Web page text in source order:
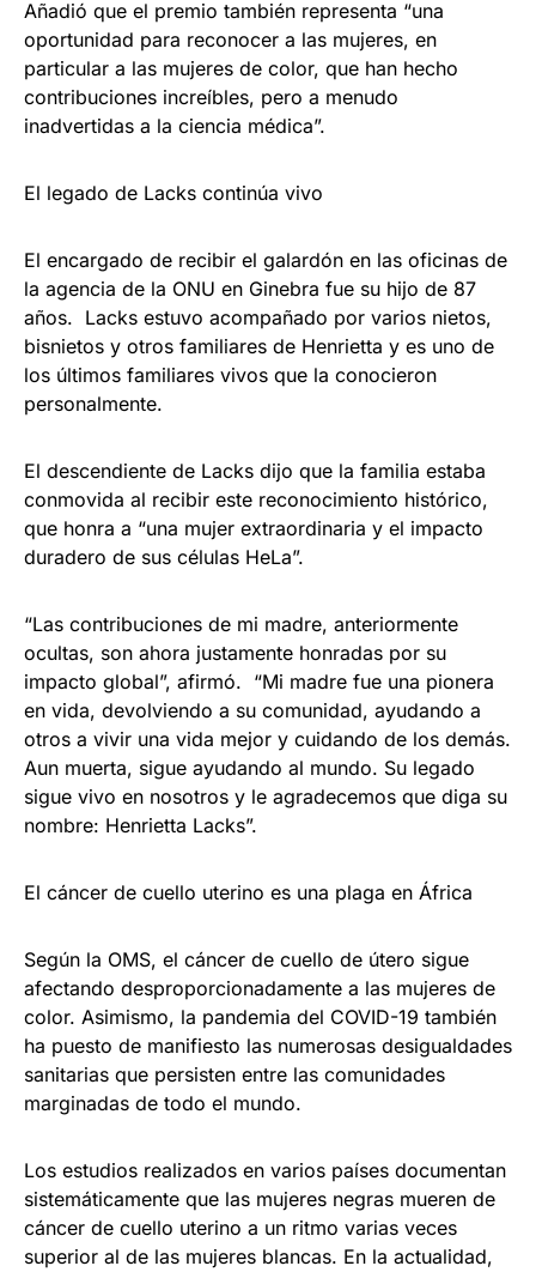
Añadió que el premio también representa “una
oportunidad para reconocer a las mujeres, en
particular a las mujeres de color, que han hecho
contribuciones increíbles, pero a menudo
inadvertidas a la ciencia médica”.
El legado de Lacks continúa vivo
El encargado de recibir el galardón en las oficinas de
la agencia de la ONU en Ginebra fue su hijo de 87
años. Lacks estuvo acompañado por varios nietos,
bisnietos y otros familiares de Henrietta y es uno de
los últimos familiares vivos que la conocieron
personalmente.
El descendiente de Lacks dijo que la familia estaba
conmovida al recibir este reconocimiento histórico,
que honra a “una mujer extraordinaria y el impacto
duradero de sus células HeLa”.
“Las contribuciones de mi madre, anteriormente
ocultas, son ahora justamente honradas por su
impacto global”, afirmó. “Mi madre fue una pionera
en vida, devolviendo a su comunidad, ayudando a
otros a vivir una vida mejor y cuidando de los demás.
Aun muerta, sigue ayudando al mundo. Su legado
sigue vivo en nosotros y le agradecemos que diga su
nombre: Henrietta Lacks”.
El cáncer de cuello uterino es una plaga en África
Según la OMS, el cáncer de cuello de útero sigue
afectando desproporcionadamente a las mujeres de
color. Asimismo, la pandemia del COVID-19 también
ha puesto de manifiesto las numerosas desigualdades
sanitarias que persisten entre las comunidades
marginadas de todo el mundo.
Los estudios realizados en varios países documentan
sistemáticamente que las mujeres negras mueren de
cáncer de cuello uterino a un ritmo varias veces
superior al de las mujeres blancas. En la actualidad,